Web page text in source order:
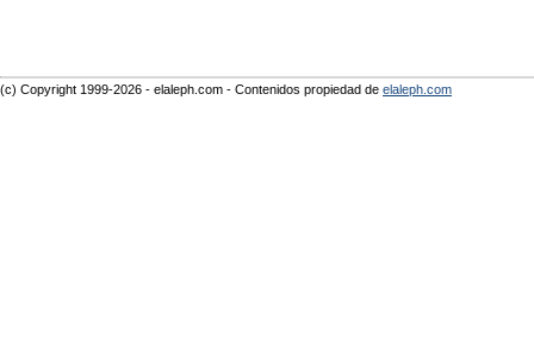
(c) Copyright 1999-2026 - elaleph.com - Contenidos propiedad de elaleph.com